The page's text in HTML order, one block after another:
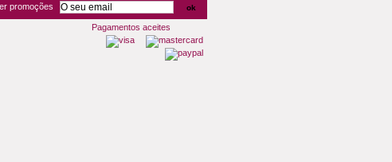
promoções
Pagamentos aceites